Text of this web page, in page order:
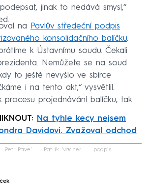
jinak to nedává smysl,“
na
Pavlův středeční podpis
konsolidačního balíčku.
k Ústavnímu soudu. Čekali
Nemůžete se na soud
to ještě nevyšlo ve sbírce
i na tento akt,“ vysvětlil.
procesu projednávání balíčku, tak
Na tyhle kecy nejsem
Davidovi. Zvažoval odchod
Failed to fetch
Petr Pavel Patrik Nacher podpis